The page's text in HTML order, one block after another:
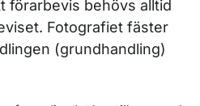
förarbevis behövs alltid
Fotografiet fäster
(grundhandling)